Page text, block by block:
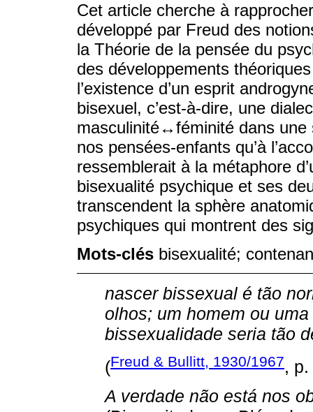
Cet article cherche à
développé par Freud des
la Théorie de la pensée du
des développements
l’existence d’un esprit
bisexuel, c’est-à-dire, une
masculinité↔féminité dans une
nos pensées-enfants qu’à
ressemblerait à la métaphore
bisexualité psychique et ses
transcendent la sphère
psychiques qui montrent des
Mots-clés bisexualité;
nascer bissexual é tão
olhos; um homem ou
bissexualidade seria tão
(Freud & Bullitt, 1930/1967,
A verdade não está nos